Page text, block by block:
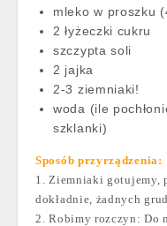
mleko w proszku
2 łyżeczki cukru
szczypta soli
2 jajka
2-3 ziemniaki!
woda (ile
szklanki)
Sposób przyrządzenia:
1. Ziemniaki gotujemy,
dokładnie, żadnych
2. Robimy rozczyn: Do